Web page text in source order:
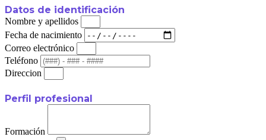
Datos de identificación
Nombre y apellidos
Fecha de nacimiento
Correo electrónico
Teléfono
Direccion
Perfil profesional
Formación